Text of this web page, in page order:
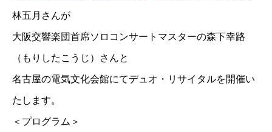
林五月さんが
大阪交響楽団首席ソロコンサートマスターの森下幸路
（もりしたこうじ）さんと
名古屋の電気文化会館にてデュオ・リサイタルを開催い
たします。
＜プログラム＞